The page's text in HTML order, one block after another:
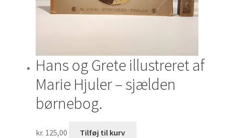
Hans og Grete illustreret af
Marie Hjuler – sjælden
børnebog.
kr. 125,00 Tilføj til kurv